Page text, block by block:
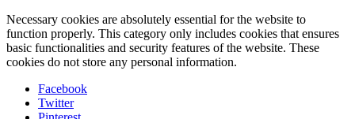
Necessary cookies are absolutely essential for the website to
function properly. This category only includes cookies that ensures
basic functionalities and security features of the website. These
cookies do not store any personal information.
Facebook
Twitter